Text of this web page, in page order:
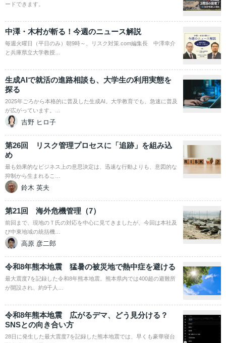
ードできます。
中澤・木村が斬る！今週のニュース解説
毎週火曜日（平日のみ）朝9時～、リスク対策.com編集長 中澤幸介
と兵庫県立大学教授…
生成AIで就活の進路相談も、大学生の利用実態を
探る
2025年ごろから本格的に普及した生成AI。大学教育でも、急速に普及
が広がっています。…
吉野 ヒロ子
第26回 リスク管理プロセスに「追跡」を組み込
め
最も効果的なビジネス上の意思決定は、迅速な行動よりも、意図的な
抑制から生まれるこ…
鈴木 英夫
第21回 海外危機管理（7）
前回まで、現地のＴ氏の対応を中心に見てきましたが、今回は本社及
び中東地域の統括機…
高原 彦二郎
令和8年熊本地震 猛暑の被災地で熱中症を避ける
最大震度7を記録した令和8年熊本地震。熊本県内では400超の避難所
が開設され、約9千人…
令和8年熊本地震 広がるデマ、どう見分ける？
SNSとの向き合い方
28日に発生した最大震度7を記録した熊本地震では、早くも豪華寝台